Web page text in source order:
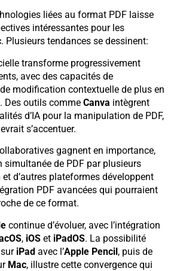
liées au format PDF laisse
intéressantes pour les
. Plusieurs tendances se dessinent:
transforme progressivement
avec des capacités de
modification contextuelle de plus en
Des outils comme Canva intègrent
d’IA pour la manipulation de PDF,
s’accentuer.
gagnent en importance,
simultanée de PDF par plusieurs
et d’autres plateformes développent
PDF avancées qui pourraient
de ce format.
continue d’évoluer, avec l’intégration
, iOS et iPadOS. La possibilité
iPad avec l’Apple Pencil, puis de
Mac, illustre cette convergence qui